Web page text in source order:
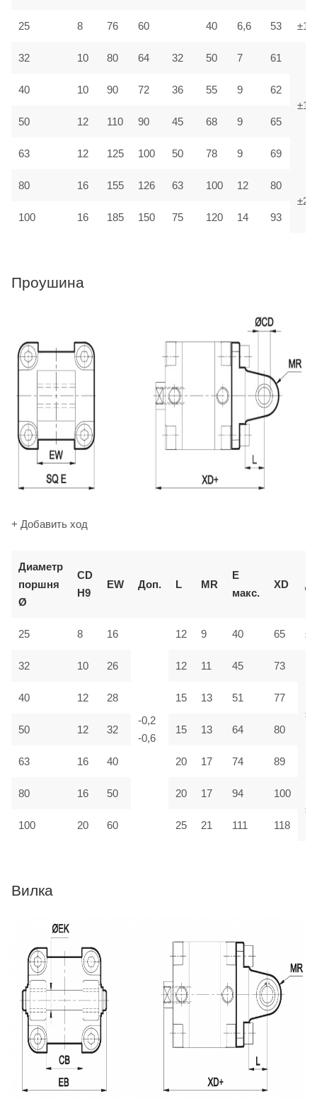
25 8 76 60 40 6,6 53 ±1,5
32 10 80 64 32 50 7 61
±1,8
40 10 90 72 36 55 9 62
50 12 110 90 45 68 9 65
63 12 125 100 50 78 9 69
80 16 155 126 63 100 12
80
±2,2
100
16 185 150 75 120 14 93
Проушина
+ Добавить ход
Диаметр
поршня
Ø
CD
H9
EW Доп. L MR
E
макс.
XD
25 8 16
-0,2
-0,6
12 9 40 65
32 10 26 12 11 45 73
40 12 28 15 13 51 77
50 12 32 15 13 64 80
63 16 40 20 17 74 89
80 16 50 20 17 94
100
100
20 60 25 21 111 118
Вилка